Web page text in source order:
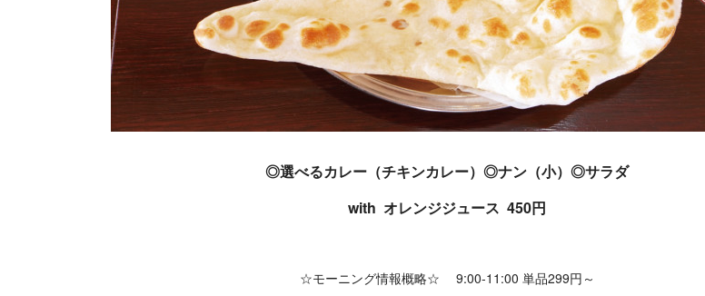
◎選べるカレー（チキンカレー）◎ナン（小）◎サラダ
with オレンジジュース 450円
☆モーニング情報概略☆ 9:00-11:00 単品299円～